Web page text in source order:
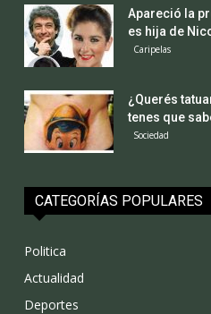
Apareció la
es hija de
Caripelas
¿Querés
tenes que
Sociedad
CATEGORÍAS POPULARES
Politica
Actualidad
Deportes